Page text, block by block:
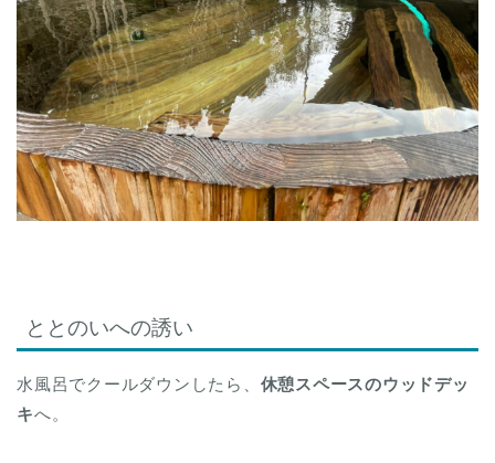
ととのいへの誘い
水風呂でクールダウンしたら、 休憩スペースのウッドデッ
キへ。